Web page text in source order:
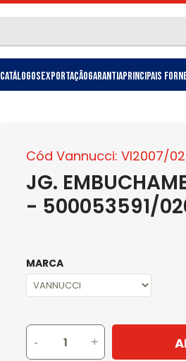
CatálogosExportaçãoGarantiaPrincipais
Cód Vannucci: VI2007/
JG.
- 500053591/
MARCA
- +